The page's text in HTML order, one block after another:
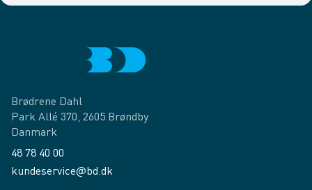
Brødrene Dahl
Park Allé 370, 2605 Brøndby
Danmark
48 78 40 00
kundeservice@bd.dk